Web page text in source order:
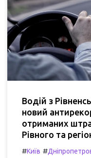
Водій з
новий
отриманих
Рівного та
#Київ #